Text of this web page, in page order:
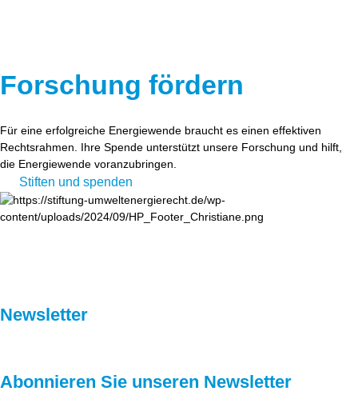
Forschung fördern
Für eine erfolgreiche Energiewende braucht es einen effektiven
Rechtsrahmen. Ihre Spende unterstützt unsere Forschung und hilft,
die Energiewende voranzubringen.
Stiften und spenden
Newsletter
Abonnieren Sie unseren Newsletter